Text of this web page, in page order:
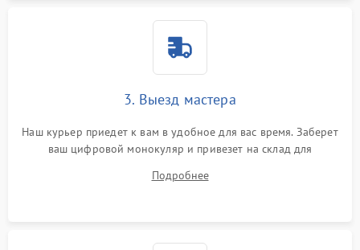
3. Выезд мастера
Наш курьер приедет к вам в удобное для вас время. Заберет
ваш цифровой монокуляр и привезет на склад для
Подробнее